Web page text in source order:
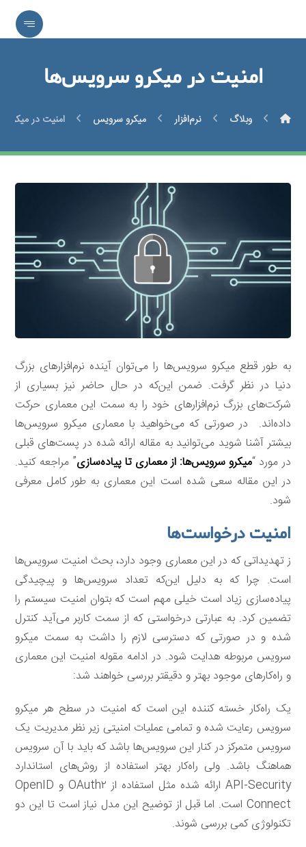
امنیت در میکرو سرویس‌ها
وبلاگ نرم‌افزار میکرو سرویس امنیت در
به طور قطع میکرو سرویس‌ها را می‌توان آینده نرم‌افزارهای بزرگ
دنیا در نظر گرفت. ضمن این‌که در حال حاضر نیز بسیاری از
شرکت‌های بزرگ نرم‌افزارهای خود را به سمت این معماری حرکت
داده‌اند. در صورتی که می‌خواهید با معماری میکرو سرویس‌ها
بیشتر آشنا شوید می‌توانید به مقاله ارائه شده در پست‌های قبلی
در مورد “میکرو سرویس‌ها: از معماری تا پیاده‌سازی” مراجعه کنید.
در این مقاله سعی شده است این معماری به طور کامل معرفی
شود.
امنیت درخواست‌ها
ز تهدیداتی که در این معماری وجود دارد، بحث امنیت سرویس‌ها
است. چرا که به دلیل این‌که تعداد سرویس‌ها و پیچیدگی
پیاده‌سازی زیاد است خیلی مهم است که بتوان امنیت سیستم را
تضمین کرد. به عبارتی درخواستی که از سمت کاربر می‌آید کنترل
شده و در صورتی که دسترسی لازم را داشت به سمت میکرو
سرویس مربوطه هدایت شود. در ادامه مقوله امنیت این معماری
و راه‌کارهای موجود بهتر و دقیقتر بررسی خواهند شد:
یک راه‌کار خسته کننده این است که امنیت در سطح هر میکرو
سرویس رعایت شده و تمامی عملیات امنیتی زیر نظر مدیریت یک
سرویس متمرکز در کنار این سرویس‌ها باشد که باید با آن سرویس
هماهنگ باشد. ولی راه‌کار بهتر استفاده از روش‌های استاندارد
API-Security ارائه شده مثل استفاده از OAuth۲ و OpenID
Connect است. اما قبل از توضیح این مدل نیاز است تا این دو
تکنولوژی کمی بررسی شوند.